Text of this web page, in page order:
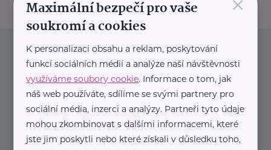
Newsletter
Pravidelný přísun novinek, inspirace na každý den,
podpora pro rodiče i sdílení zkušeností. Takový je
Newsletter webu eMaminy.cz. Přihlaste se k jeho
odběru a čtěte o tématech, které vám pomohou
Maximální bezpečí pro vaše
soukromí a cookies
K personalizaci obsahu a reklam, poskytování
funkcí sociálních médií a analýze naší návštěvnosti
využíváme soubory cookie. Informace o tom, jak
náš web používáte, sdílíme se svými partnery pro
sociální média, inzerci a analýzy. Partneři tyto údaje
mohou zkombinovat s dalšími informacemi, které
jste jim poskytli nebo které získali v důsledku toho,